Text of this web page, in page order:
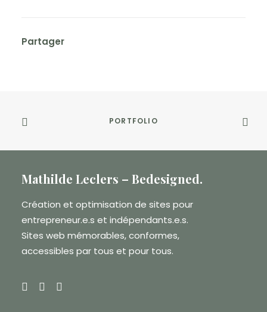
Partager
PORTFOLIO
Mathilde Leclers – Bedesigned.
Création et optimisation de sites pour
entrepreneur.e.s et indépendants.e.s.
Sites web mémorables, conformes,
accessibles par tous et pour tous.